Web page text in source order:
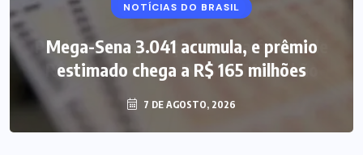
NOTÍCIAS DO BRASIL
Mega-Sena 3.041 acumula, e prêmio
estimado chega a R$ 165 milhões
7 DE AGOSTO, 2026